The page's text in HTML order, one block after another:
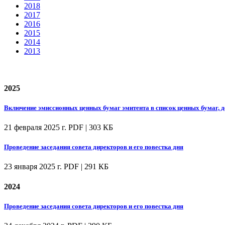
2018
2017
2016
2015
2014
2013
2025
Включение эмиссионных ценных бумаг эмитента в список ценных бумаг,
21 февраля 2025 г. PDF | 303 КБ
Проведение заседания совета директоров и его повестка дня
23 января 2025 г. PDF | 291 КБ
2024
Проведение заседания совета директоров и его повестка дня